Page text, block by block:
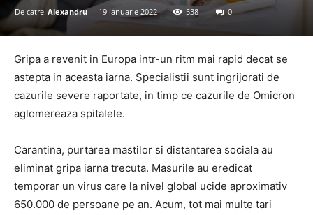
De catre Alexandru - 19 ianuarie 2022 538 0
Gripa a revenit in Europa intr-un ritm mai rapid decat se
astepta in aceasta iarna. Specialistii sunt ingrijorati de
cazurile severe raportate, in timp ce cazurile de Omicron
aglomereaza spitalele.
Carantina, purtarea mastilor si distantarea sociala au
eliminat gripa iarna trecuta. Masurile au eredicat
temporar un virus care la nivel global ucide aproximativ
650.000 de persoane pe an. Acum, tot mai multe tari